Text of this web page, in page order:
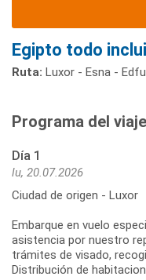
Egipto todo
Ruta: Luxor - Esna -
Programa del viaje
Día 1
lu, 20.07.2026
Ciudad de origen - Luxor
Embarque en vuelo
asistencia por nuestro
trámites de visado,
Distribución de